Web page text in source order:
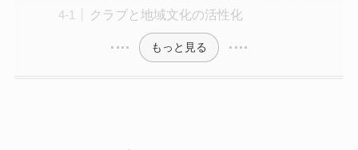
クラブと地域文化の活性化
もっと見る